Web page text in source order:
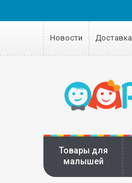
Новости Доставка
Товары для
малышей